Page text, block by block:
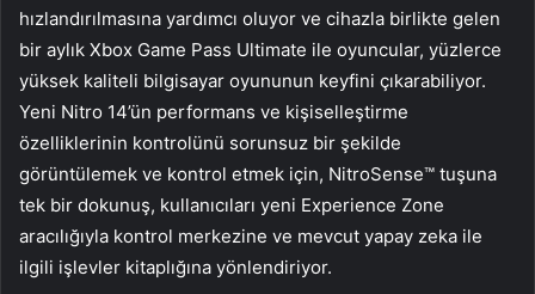
hızlandırılmasına yardımcı oluyor ve cihazla birlikte gelen
bir aylık Xbox Game Pass Ultimate ile oyuncular, yüzlerce
yüksek kaliteli bilgisayar oyununun keyfini çıkarabiliyor.
Yeni Nitro 14’ün performans ve kişiselleştirme
özelliklerinin kontrolünü sorunsuz bir şekilde
görüntülemek ve kontrol etmek için, NitroSense™ tuşuna
tek bir dokunuş, kullanıcıları yeni Experience Zone
aracılığıyla kontrol merkezine ve mevcut yapay zeka ile
ilgili işlevler kitaplığına yönlendiriyor.